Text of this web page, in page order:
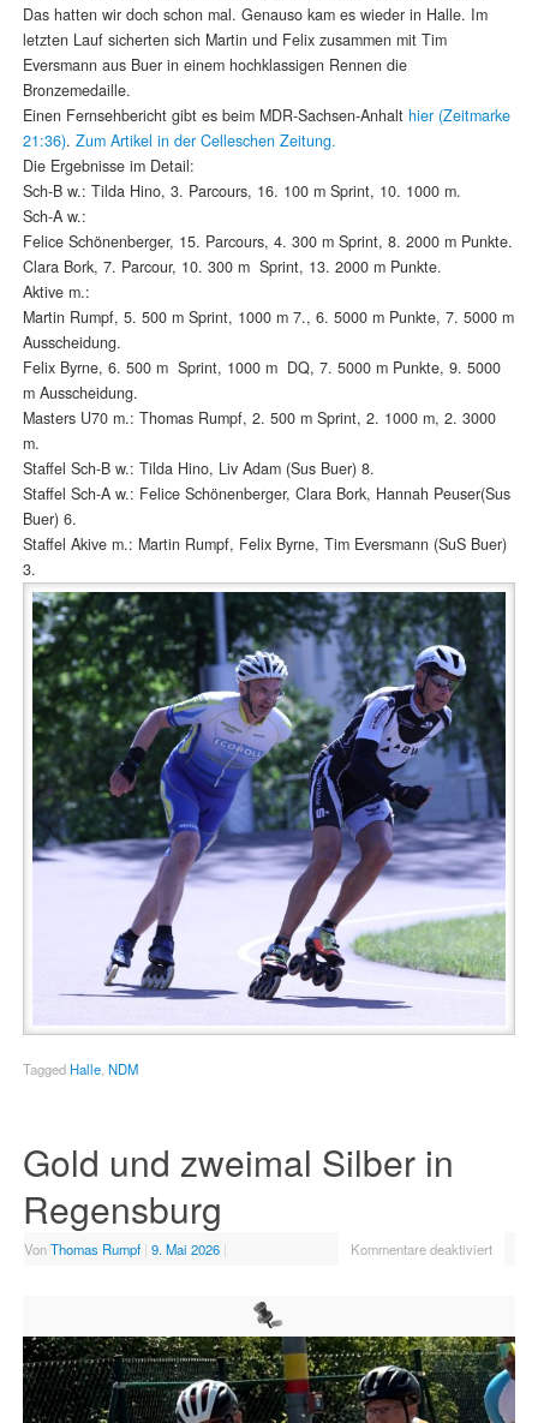
Das hatten wir doch schon mal. Genauso kam es wieder in Halle. Im
letzten Lauf sicherten sich Martin und Felix zusammen mit Tim
Eversmann aus Buer in einem hochklassigen Rennen die
Bronzemedaille.
Einen Fernsehbericht gibt es beim MDR-Sachsen-Anhalt hier (Zeitmarke
21:36). Zum Artikel in der Celleschen Zeitung.
Die Ergebnisse im Detail:
Sch-B w.: Tilda Hino, 3. Parcours, 16. 100 m Sprint, 10. 1000 m.
Sch-A w.:
Felice Schönenberger, 15. Parcours, 4. 300 m Sprint, 8. 2000 m Punkte.
Clara Bork, 7. Parcour, 10. 300 m Sprint, 13. 2000 m Punkte.
Aktive m.:
Martin Rumpf, 5. 500 m Sprint, 1000 m 7., 6. 5000 m Punkte, 7. 5000 m
Ausscheidung.
Felix Byrne, 6. 500 m Sprint, 1000 m DQ, 7. 5000 m Punkte, 9. 5000
m Ausscheidung.
Masters U70 m.: Thomas Rumpf, 2. 500 m Sprint, 2. 1000 m, 2. 3000
m.
Staffel Sch-B w.: Tilda Hino, Liv Adam (Sus Buer) 8.
Staffel Sch-A w.: Felice Schönenberger, Clara Bork, Hannah Peuser(Sus
Buer) 6.
Staffel Akive m.: Martin Rumpf, Felix Byrne, Tim Eversmann (SuS Buer)
3.
Tagged Halle, NDM
Gold und zweimal Silber in
Regensburg
VonThomas Rumpf | 9. Mai 2026 | Kommentare deaktiviert